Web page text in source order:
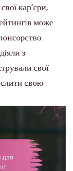
кар’єри,
може
з
свої
свою